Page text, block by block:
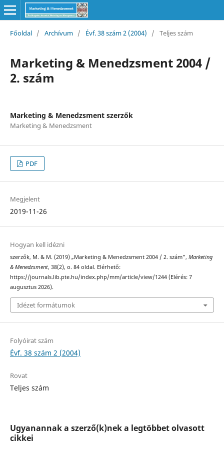
Főoldal / Archívum / Évf. 38 szám 2 (2004) / Teljes szám
Marketing & Menedzsment 2004 /
2. szám
Marketing & Menedzsment szerzők
Marketing & Menedzsment
PDF
Megjelent
2019-11-26
Hogyan kell idézni
szerzők, M. & M. (2019) „Marketing & Menedzsment 2004 / 2. szám”, Marketing
& Menedzsment, 38(2), o. 84 oldal. Elérhető:
https://journals.lib.pte.hu/index.php/mm/article/view/1244 (Elérés: 7
augusztus 2026).
Idézet formátumok
Folyóirat szám
Évf. 38 szám 2 (2004)
Rovat
Teljes szám
Ugyanannak a szerző(k)nek a legtöbbet olvasott
cikkei